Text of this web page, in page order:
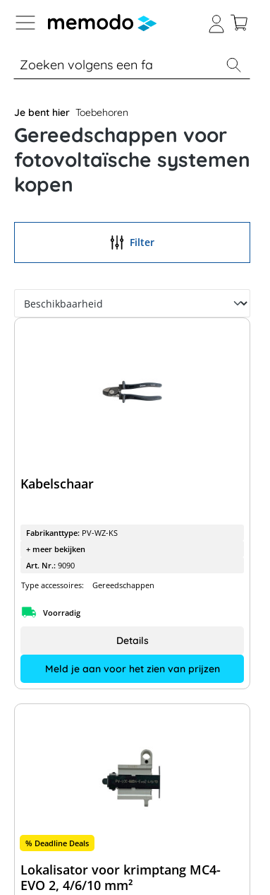
naar navigatie B2B-platform
% Sale Batterijopslag thuis
Je bent hier Toebehoren
Gereedschappen voor
fotovoltaïsche systemen
kopen
Filter
Kabelschaar
Fabrikanttype: PV-WZ-KS
+ meer bekijken
Art. Nr.: 9090
Type accessoires:
Gereedschappen
Voorradig
Meld je aan voor het zien van prijzen
Details
% Deadline Deals
Lokalisator voor krimptang MC4-
EVO 2, 4/6/10 mm²